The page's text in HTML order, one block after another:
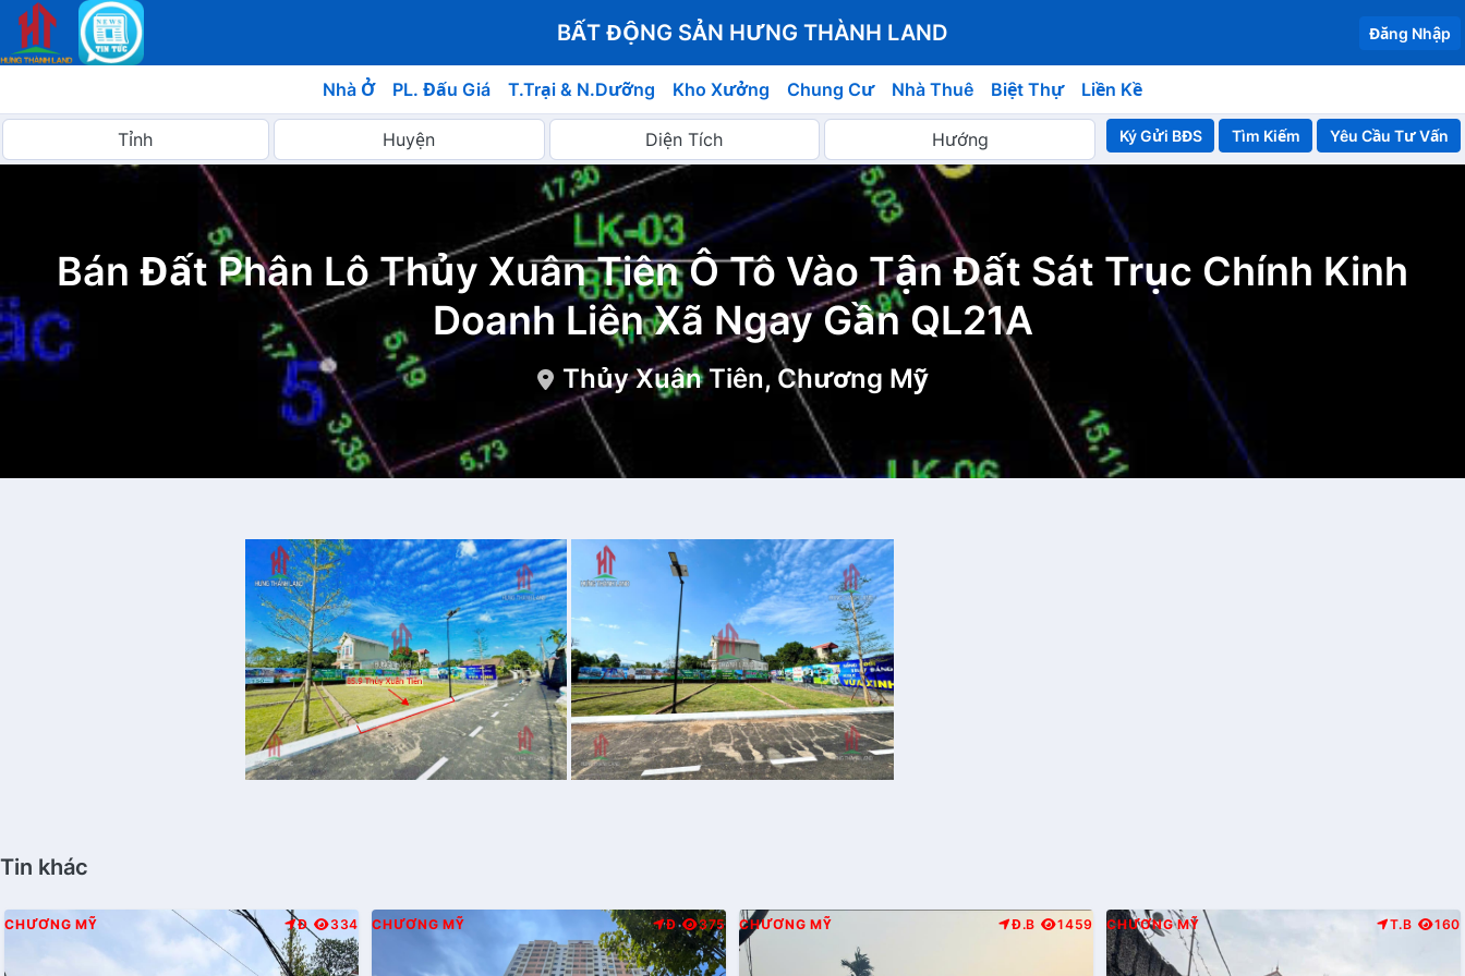
BẤT ĐỘNG SẢN HƯNG THÀNH LAND Đăng Nhập
Nhà Ở PL. Đấu Giá T.Trại & N.Dưỡng Kho Xưởng Chung Cư Nhà Thuê Biệt Thự Liền Kề
Ký Gửi BĐS Yêu Cầu Tư Vấn
Bán Đất Phân Lô Thủy Xuân Tiên Ô Tô Vào Tận Đất Sát Trục Chính Kinh
Doanh Liên Xã Ngay Gần QL21A
Thủy Xuân Tiên, Chương Mỹ
Tin khác
CHƯƠNG MỸ Đ 334 CHƯƠNG MỸ Đ 375 CHƯƠNG MỸ Đ.B 1459 CHƯƠNG MỸ T.B 160